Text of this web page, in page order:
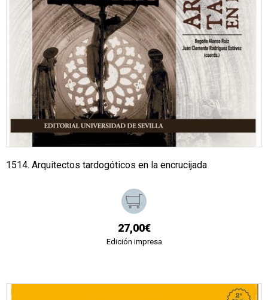
1514. Arquitectos tardogóticos en la encrucijada
27,00€
Edición impresa